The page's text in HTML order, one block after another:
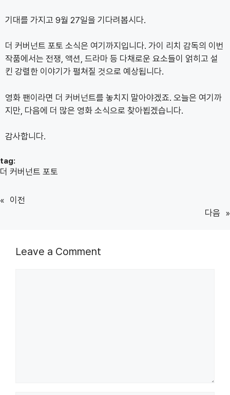
기대를 가지고 9월 27일을 기다려봅시다.
더 커버넌트 포토 소식은 여기까지입니다. 가이 리치 감독의 이번
작품에서는 전쟁, 액션, 드라마 등 다채로운 요소들이 얽히고 설
킨 강렬한 이야기가 펼쳐질 것으로 예상됩니다.
영화 팬이라면 더 커버넌트를 놓치지 말아야겠죠. 오늘은 여기까
지만, 다음에 더 많은 영화 소식으로 찾아뵙겠습니다.
감사합니다.
tag:
더 커버넌트 포토
« 이전
다음 »
Leave a Comment